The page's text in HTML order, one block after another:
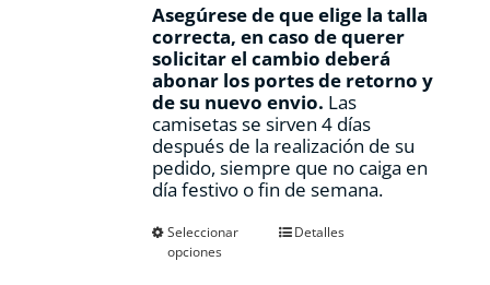
Asegúrese de que elige la talla
correcta, en caso de querer
solicitar el cambio deberá
abonar los portes de retorno y
de su nuevo envio. Las
camisetas se sirven 4 días
después de la realización de su
pedido, siempre que no caiga en
día festivo o fin de semana.
Seleccionar
opciones
EsteDetalles